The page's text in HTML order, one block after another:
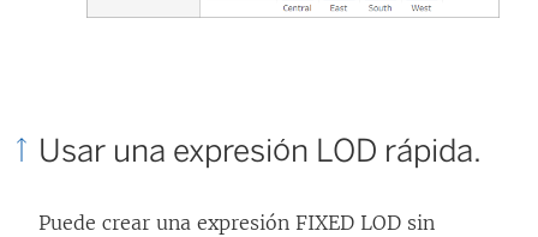
Usar una expresión LOD rápida.
Puede crear una expresión FIXED LOD sin